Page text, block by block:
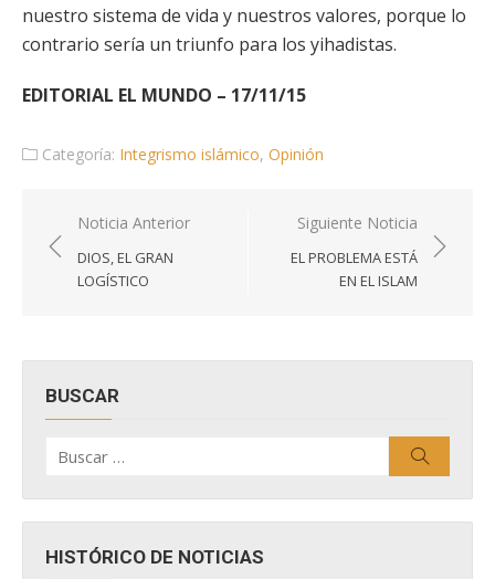
nuestro sistema de vida y nuestros valores, porque lo
contrario sería un triunfo para los yihadistas.
EDITORIAL EL MUNDO – 17/11/15
Categoría: Integrismo islámico, Opinión
Navegación
de
entradas
Noticia Anterior
DIOS, EL GRAN
LOGÍSTICO
Siguiente Noticia
EL PROBLEMA ESTÁ
EN EL ISLAM
BUSCAR
por:
HISTÓRICO DE NOTICIAS